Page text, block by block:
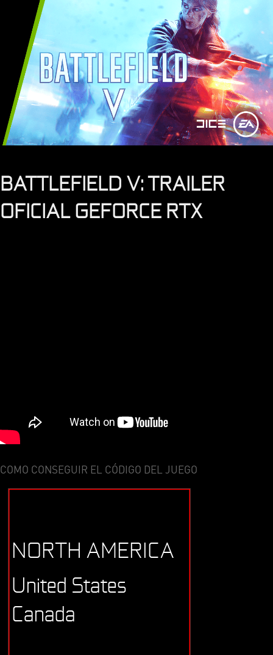
BATTLEFIELD V: TRAILER
OFICIAL GEFORCE RTX
COMO CONSEGUIR EL CÓDIGO DEL JUEGO
NORTH AMERICA
United States
Canada